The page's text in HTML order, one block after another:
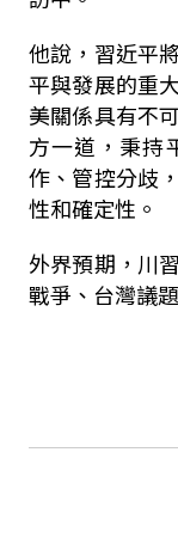
他說，習近平
平與發展的重
美關係具有不
方一道，秉持
作、管控分歧
性和確定性。
外界預期，川
戰爭、台灣議